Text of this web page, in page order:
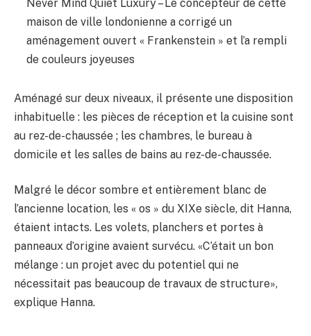
Never Mind Quiet Luxury – Le concepteur de cette
maison de ville londonienne a corrigé un
aménagement ouvert « Frankenstein » et l’a rempli
de couleurs joyeuses
Aménagé sur deux niveaux, il présente une disposition
inhabituelle : les pièces de réception et la cuisine sont
au rez-de-chaussée ; les chambres, le bureau à
domicile et les salles de bains au rez-de-chaussée.
Malgré le décor sombre et entièrement blanc de
l’ancienne location, les « os » du XIXe siècle, dit Hanna,
étaient intacts. Les volets, planchers et portes à
panneaux d’origine avaient survécu. «C’était un bon
mélange : un projet avec du potentiel qui ne
nécessitait pas beaucoup de travaux de structure»,
explique Hanna.